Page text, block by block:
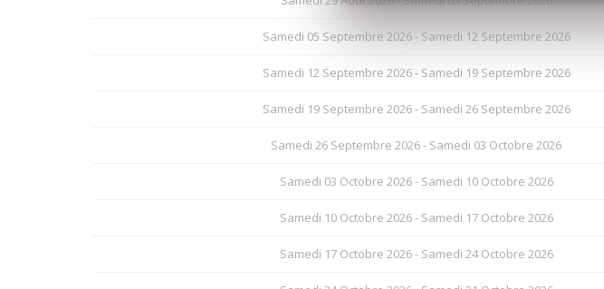
Samedi 05 Septembre 2026 - Samedi 12 Septembre 2026
Samedi 12 Septembre 2026 - Samedi 19 Septembre 2026
Samedi 19 Septembre 2026 - Samedi 26 Septembre 2026
Samedi 26 Septembre 2026 - Samedi 03 Octobre 2026
Samedi 03 Octobre 2026 - Samedi 10 Octobre 2026
Samedi 10 Octobre 2026 - Samedi 17 Octobre 2026
Samedi 17 Octobre 2026 - Samedi 24 Octobre 2026